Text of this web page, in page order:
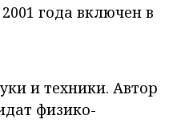
года включен в
и техники. Автор
физико-